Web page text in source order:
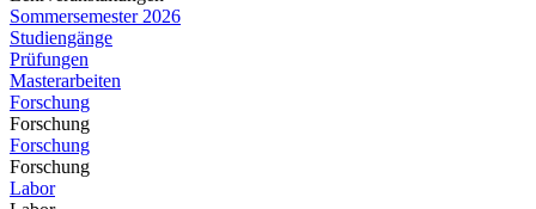
Sommersemester 2026
Studiengänge
Prüfungen
Masterarbeiten
Forschung
Forschung
Forschung
Forschung
Labor